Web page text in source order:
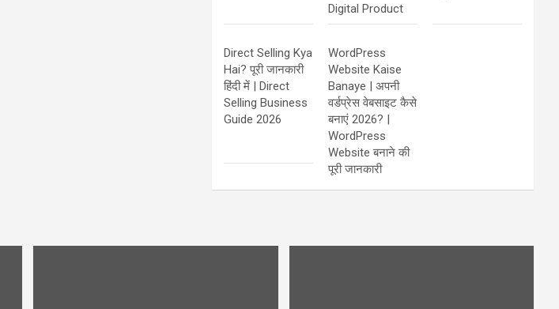
Digital Product
Direct Selling Kya
Hai? पूरी जानकारी
हिंदी में | Direct
Selling Business
Guide 2026
WordPress
Website Kaise
Banaye | अपनी
वर्डप्रेस वेबसाइट कैसे
बनाएं 2026? |
WordPress
Website बनाने की
पूरी जानकारी